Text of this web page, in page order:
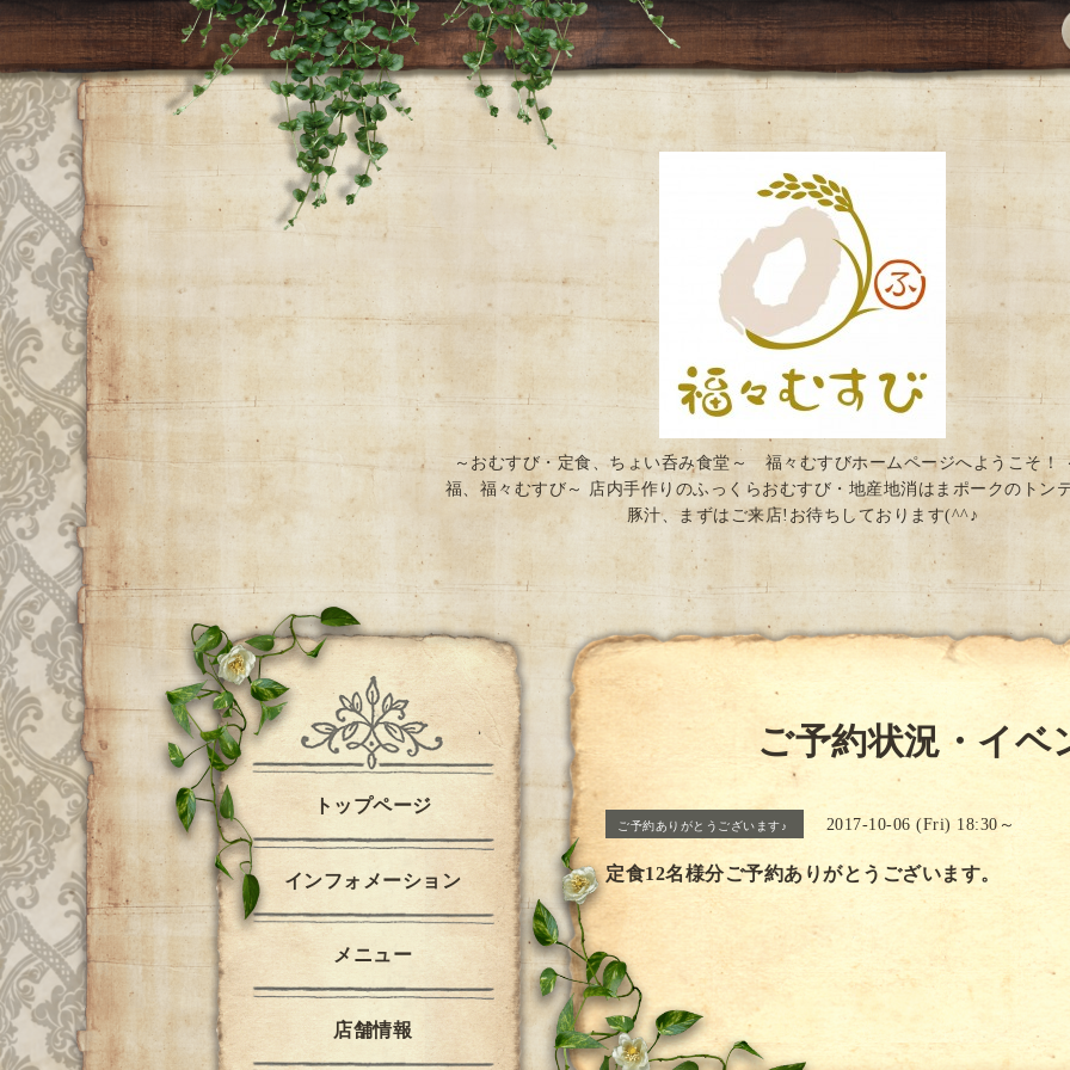
～おむすび・定食、ちょい呑み食堂～ 福々むすびホームページへようこそ！
福、福々むすび～ 店内手作りのふっくらおむすび・地産地消はまポークのトン
豚汁、まずはご来店!お待ちしております(^^♪
ご予約状況・イベ
ご予約ありがとうございます♪ 2017-10-06 (Fri) 18:30～
定食12名様分ご予約ありがとうございます。
トップページ
インフォメーション
メニュー
店舗情報